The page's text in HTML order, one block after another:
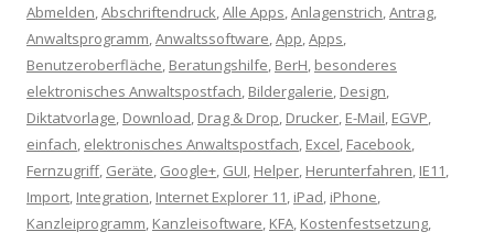
Abmelden,Abschriftendruck,Alle Apps,Anlagenstrich,Antrag,
Anwaltsprogramm,Anwaltssoftware,App,Apps,
Benutzeroberfläche, Beratungshilfe, BerH, besonderes
elektronisches Anwaltspostfach, Bildergalerie, Design,
Diktatvorlage, Download, Drag & Drop, Drucker, E-Mail, EGVP,
einfach, elektronisches Anwaltspostfach, Excel, Facebook,
Fernzugriff, Geräte, Google+, GUI, Helper, Herunterfahren, IE11,
Import, Integration, Internet Explorer 11, iPad, iPhone,
Kanzleiprogramm, Kanzleisoftware, KFA, Kostenfestsetzung,